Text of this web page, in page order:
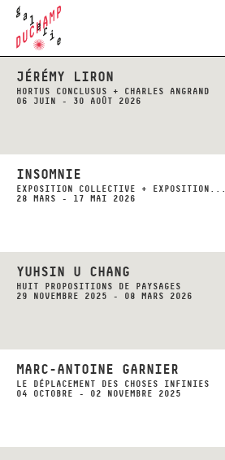
JÉRÉMY LIRON
HORTUS CONCLUSUS + CHARLES ANGRAND
06 JUIN - 30 AOÛT 2026
INSOMNIE
EXPOSITION COLLECTIVE + EXPOSITION...
28 MARS - 17 MAI 2026
YUHSIN U CHANG
HUIT PROPOSITIONS DE PAYSAGES
29 NOVEMBRE 2025 - 08 MARS 2026
MARC-ANTOINE GARNIER
LE DÉPLACEMENT DES CHOSES INFINIES
04 OCTOBRE - 02 NOVEMBRE 2025